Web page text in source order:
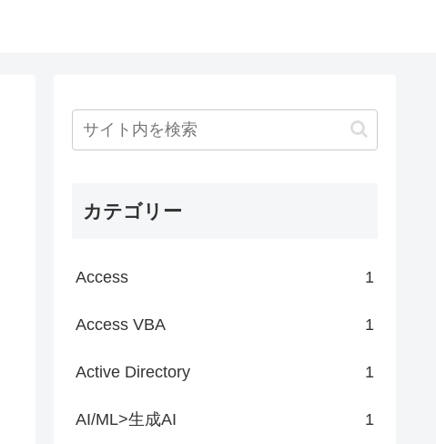
カテゴリー
Access 1
Access VBA 1
Active Directory 1
AI/ML>生成AI 1